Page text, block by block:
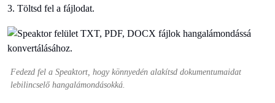
3. Töltsd fel a fájlodat.
Fedezd fel a Speaktort, hogy könnyedén alakítsd dokumentumaidat
lebilincselő hangalámondásokká.